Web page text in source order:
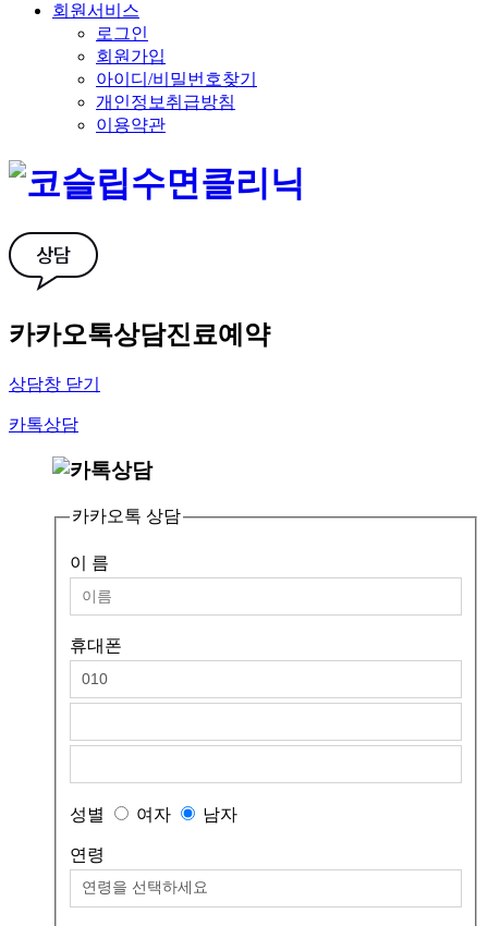
회원서비스
로그인
회원가입
아이디/비밀번호찾기
개인정보취급방침
이용약관
카카오톡상담진료예약
상담창 닫기
카톡상담
카카오톡 상담
이 름
휴대폰
성별 여자 남자
연령